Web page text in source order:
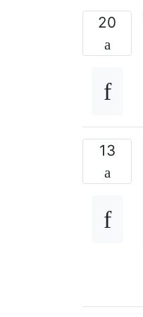
20
13